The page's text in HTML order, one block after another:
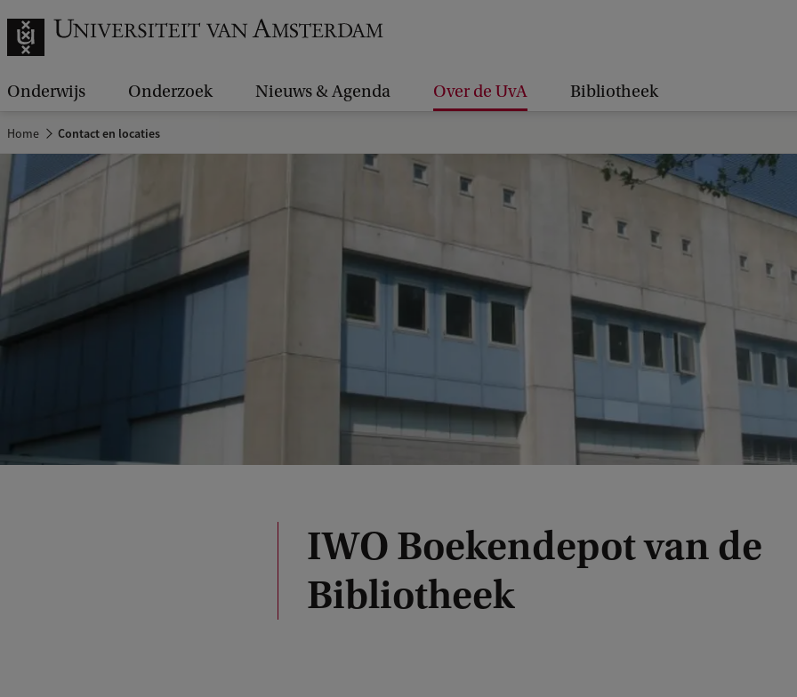
Onderwijs Onderzoek Nieuws & Agenda Over de UvA Bibliotheek
Home Contact en locaties
IWO Boekendepot van de
Bibliotheek